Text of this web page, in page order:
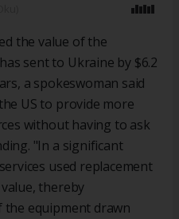
the value of the
sent to Ukraine by $6.2
a spokeswoman said
US to provide more
without having to ask
"In a significant
used replacement
thereby
equipment drawn